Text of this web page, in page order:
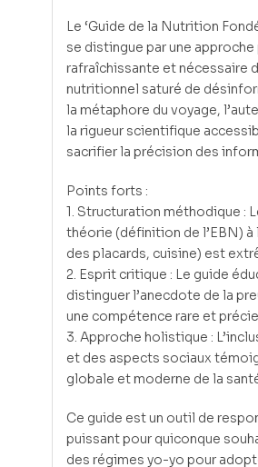
Le ‘Guide de la Nutrition
se distingue par une
rafraîchissante et nécessaire
nutritionnel saturé de
la métaphore du voyage,
la rigueur scientifique
sacrifier la précision des
Points forts :
1. Structuration méthodique :
théorie (définition de l’EBN)
des placards, cuisine) est
2. Esprit critique : Le guide
distinguer l’anecdote de la
une compétence rare et
3. Approche holistique :
et des aspects sociaux
globale et moderne de la
Ce guide est un outil de
puissant pour quiconque
des régimes yo-yo pour